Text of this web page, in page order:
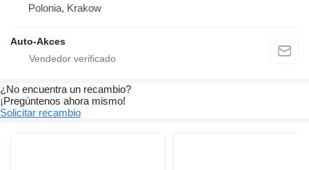
Polonia, Krakow
Auto-Akces
¿No encuentra un recambio?
¡Pregúntenos ahora mismo!
Solicitar recambio